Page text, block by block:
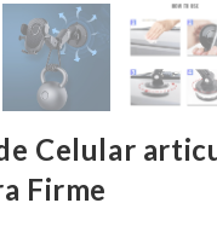
Celular
Firme